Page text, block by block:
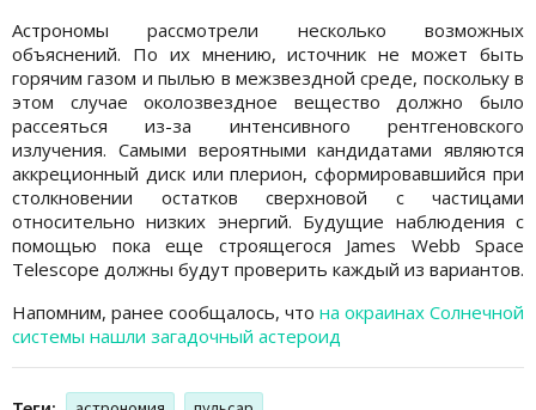
Астрономы рассмотрели несколько возможных
объяснений. По их мнению, источник не может быть
горячим газом и пылью в межзвездной среде, поскольку в
этом случае околозвездное вещество должно было
рассеяться из-за интенсивного рентгеновского
излучения. Самыми вероятными кандидатами являются
аккреционный диск или плерион, сформировавшийся при
столкновении остатков сверхновой с частицами
относительно низких энергий. Будущие наблюдения с
помощью пока еще строящегося James Webb Space
Telescope должны будут проверить каждый из вариантов.
Напомним, ранее сообщалось, что на окраинах Солнечной
системы нашли загадочный астероид